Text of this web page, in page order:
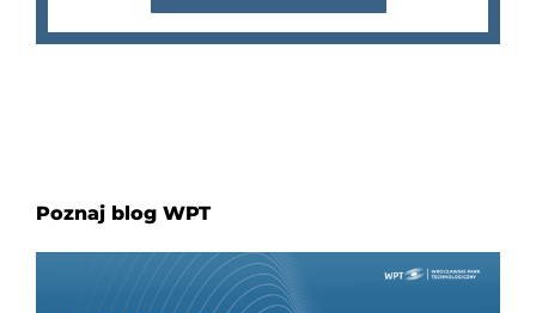
Poznaj blog WPT